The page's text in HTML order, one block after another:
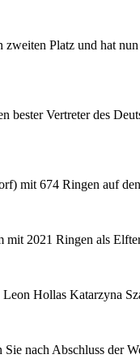
Platz und hat
Vertreter des
mit 674 Ringen auf
mit 2021 Ringen als
Hollas Katarzyna
nach Abschluss der